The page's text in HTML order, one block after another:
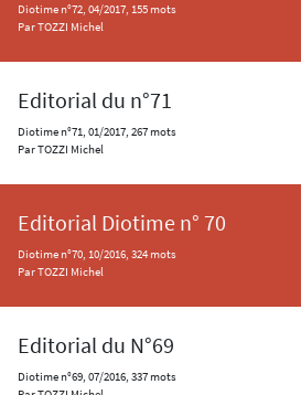
Diotime n°72, 04/2017, 155 mots
Par TOZZI Michel
Editorial du n°71
Diotime n°71, 01/2017, 267 mots
Par TOZZI Michel
Editorial Diotime n° 70
Diotime n°70, 10/2016, 324 mots
Par TOZZI Michel
Editorial du N°69
Diotime n°69, 07/2016, 337 mots